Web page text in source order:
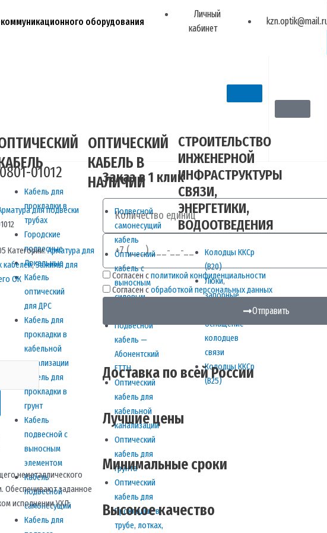
оборудования
Личный
кабинет
kzn.optik@mail.ru
Кабель для
прокладки в
трубах
Городские
подвесные
Локальные
Кабель
оптический
для ДРС
Кабель для
прокладки в
кабельной
канализации
Кабель для
прокладки в
грунт
Кабель
подвесной с
выносным
элементом
Кабель
подвесной
самонесущий
Кабель для
ОПТИЧЕСКИЙ
КАБЕЛЬ В
НАЛИЧИИ
Подвесной
самонесущий
кабель
Оптический
кабель с
выносным
силовым
Подвесной
кабель —
Абонентский
FTTH
Оптический
кабель для
кабельной
канализации
Оптический
кабель для
грунта
Оптический
кабель для
Прокладки: в
трубе, лотках,
СТРОИТЕЛЬСТВО
ИНЖЕНЕРНОЙ
ИНФРАСТРУКТУРЫ
СВЯЗИ,
ЭНЕРГЕТИКИ,
ВОДООТВЕДЕНИЯ
Колодцы ККСр
(В20)
Люки,
запорные
устройства и
оснащение
колодцев
связи
Колодцы ККСр
(В25)
01012
для подвески
Категории: Арматура для
кабелей,Зажимы для
ОК
неметаллического
Обеспечивают заданное
исполнении УХЛ,
Заказ в 1 клик
Телефон
Согласен сполитикой конфиденциальности
Согласен собработкой персональных данных
Отправить
Доставка по всей России
Лучшие цены
Минимальные сроки
Высокое качество